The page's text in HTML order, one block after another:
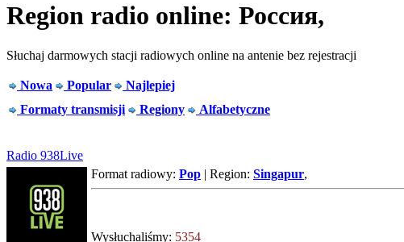
Region radio online: Россия,
Słuchaj darmowych stacji radiowych online na antenie bez rejestracji
Nowa Popular
Najlepiej
Formaty transmisji
Regiony Alfabetyczne
Radio 938Live
Format radiowy: Pop | Region: Singapur,
Wysłuchaliśmy: 5354